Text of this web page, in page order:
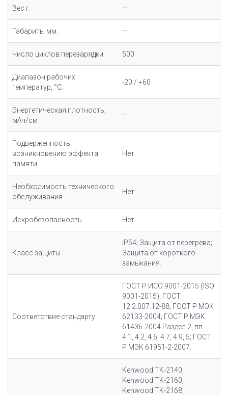
Вес г. —
Габариты мм. —
Число циклов перезарядки 500
Диапазон рабочих
температур, °С:
-20 / +60
Энергетическая плотность,
мАч/cм
—
Подверженность
возникновению эффекта
памяти
Нет
Необходимость технического
обслуживания
Нет
Искробезопасность Нет
Класс защиты
IP54; Защита от перегрева;
Защита от короткого
замыкания.
Соответствие стандарту
ГОСТ Р ИСО 9001-2015 (ISO
9001-2015); ГОСТ
12.2.007.12-88; ГОСТ Р МЭК
62133-2004; ГОСТ Р МЭК
61436-2004 Раздел 2, пп.
4.1, 4.2, 4.6, 4.7, 4.9, 5; ГОСТ
Р МЭК 61951-2-2007.
Kenwood TK-2140,
Kenwood TK-2160,
Kenwood TK-2168,